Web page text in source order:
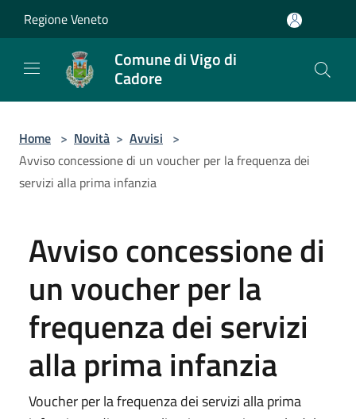
Regione Veneto
Comune di Vigo di
Cadore
Home > Novità > Avvisi >
Avviso concessione di un voucher per la frequenza dei
servizi alla prima infanzia
Avviso concessione di
un voucher per la
frequenza dei servizi
alla prima infanzia
Voucher per la frequenza dei servizi alla prima